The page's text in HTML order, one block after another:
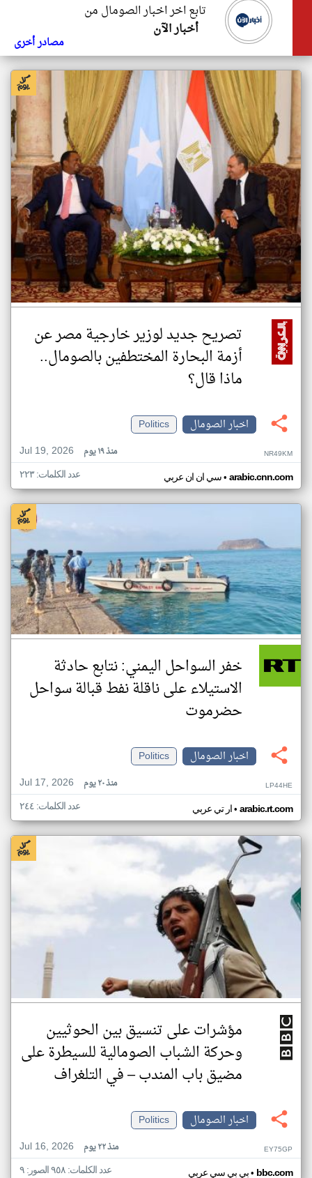
تابع اخر اخبار الصومال من
أخبار الآن
مصادر أخرى
تصريح جديد لوزير خارجية مصر عن
أزمة البحارة المختطفين بالصومال..
ماذا قال؟
اخبار الصومال
Politics
Jul 19, 2026
منذ ١٩ يوم NR49KM
سي ان ان عربي• arabic.cnn.com عدد الكلمات: ٢٢٣
خفر السواحل اليمني: نتابع حادثة
الاستيلاء على ناقلة نفط قبالة سواحل
حضرموت
اخبار الصومال
Politics
Jul 17, 2026
منذ ٢٠ يوم LP44HE
ار تي عربي• arabic.rt.com عدد الكلمات: ٢٤٤
مؤشرات على تنسيق بين الحوثيين
وحركة الشباب الصومالية للسيطرة على
مضيق باب المندب – في التلغراف
اخبار الصومال
Politics
Jul 16, 2026
منذ ٢٢ يوم EY75GP
بي بي سي عربي• bbc.com عدد الكلمات: ٩٥٨ الصور: ٩